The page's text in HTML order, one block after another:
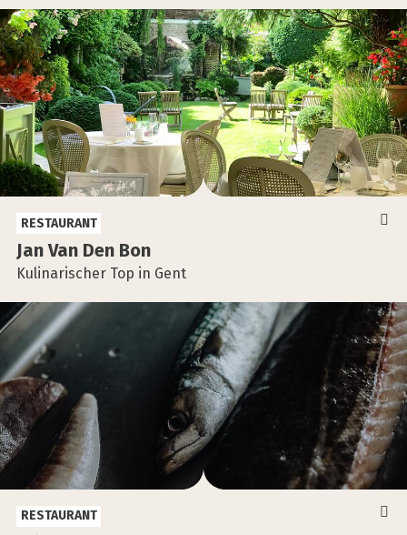
Jan Van Den Bon
Kulinarischer Top in Gent
RESTAURANT
RESTAURANT